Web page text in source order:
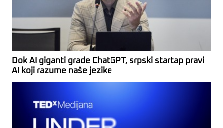
Dok AI giganti grade ChatGPT, srpski startap pravi
AI koji razume naše jezike